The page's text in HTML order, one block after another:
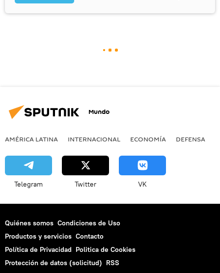
Mundo
AMÉRICA LATINA INTERNACIONAL ECONOMÍA DEFENSA
Telegram Twitter VK
Quiénes somos Condiciones de Uso
Productos y servicios Contacto
Política de Privacidad Politica de Cookies
Protección de datos (solicitud) RSS